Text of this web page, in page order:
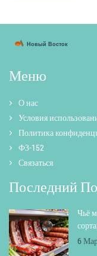
Меню
О нас
Условия
Политика
ФЗ-152
Связаться
Последний
Чьё
6